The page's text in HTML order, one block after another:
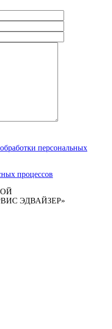
персональных
ЭДВАЙЗЕР»